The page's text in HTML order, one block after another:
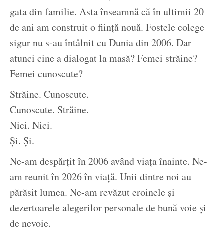
gata din familie. Asta înseamnă că în ultimii 20
de ani am construit o ființă nouă. Fostele colege
sigur nu s-au întâlnit cu Dunia din 2006. Dar
atunci cine a dialogat la masă? Femei străine?
Femei cunoscute?
Străine. Cunoscute.
Cunoscute. Străine.
Nici. Nici.
Și. Și.
Ne-am despărțit în 2006 având viața înainte. Ne-
am reunit în 2026 în viață. Unii dintre noi au
părăsit lumea. Ne-am revăzut eroinele și
dezertoarele alegerilor personale de bună voie și
de nevoie.